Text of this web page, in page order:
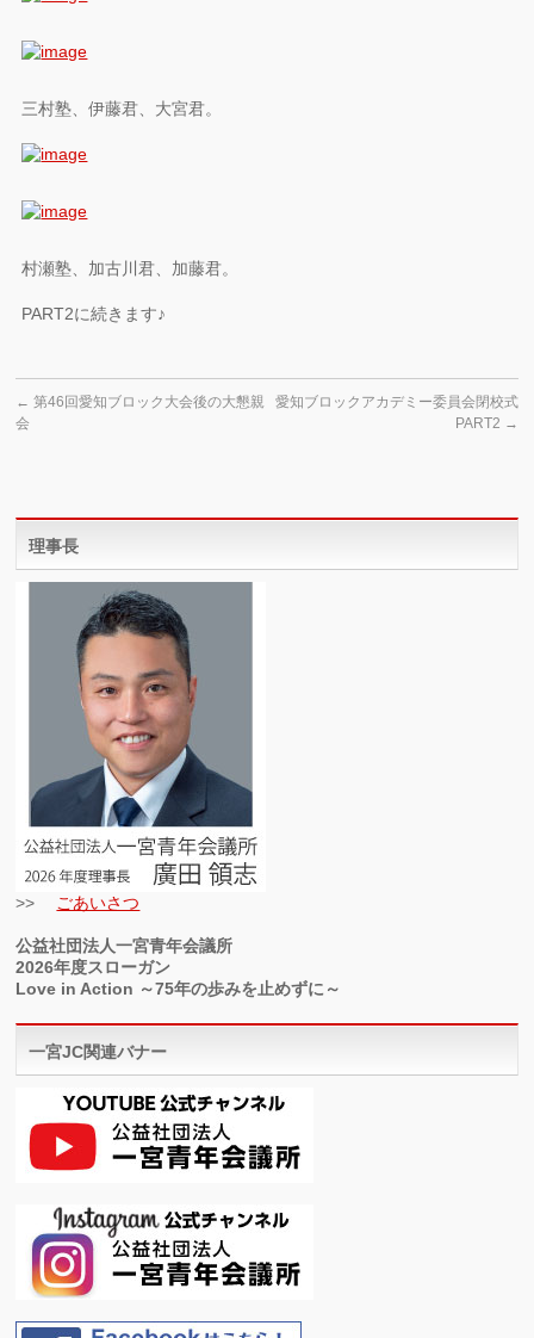
三村塾、伊藤君、大宮君。
村瀬塾、加古川君、加藤君。
PART2に続きます♪
← 第46回愛知ブロック大会後の大懇親
会
愛知ブロックアカデミー委員会閉校式
PART2 →
理事長
>> ごあいさつ
公益社団法人一宮青年会議所
2026年度スローガン
Love in Action ～75年の歩みを止めずに～
一宮JC関連バナー